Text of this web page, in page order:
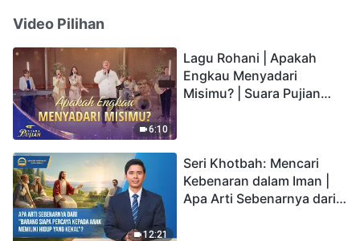
Video Pilihan
6:10
Lagu Rohani | Apakah
Engkau Menyadari
Misimu? | Suara Pujian
12:21
Seri Khotbah: Mencari
Kebenaran dalam Iman |
Apa Arti Sebenarnya dari